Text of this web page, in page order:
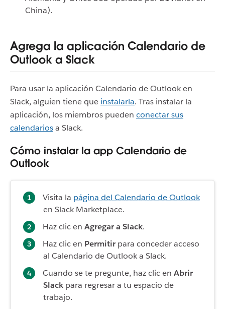
China).
Agrega la aplicación Calendario de
Outlook a Slack
Para usar la aplicación Calendario de Outlook en
Slack, alguien tiene que instalarla. Tras instalar la
aplicación, los miembros pueden conectar sus
calendariosa Slack.
Cómo instalar la app Calendario de
Outlook
Visita la página del Calendario de Outlook
en Slack Marketplace.
Haz clic en Agregar a Slack.
Haz clic en Permitirpara conceder acceso
al Calendario de Outlook a Slack.
Cuando se te pregunte, haz clic en Abrir
Slack para regresar a tu espacio de
trabajo.